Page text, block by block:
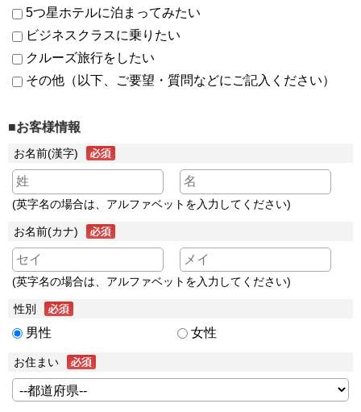
5つ星ホテルに泊まってみたい
ビジネスクラスに乗りたい
クルーズ旅行をしたい
その他（以下、ご要望・質問などにご記入ください）
■お客様情報
お名前(漢字)
(英字名の場合は、アルファベットを入力してください)
お名前(カナ)
(英字名の場合は、アルファベットを入力してください)
性別
男性 女性
お住まい